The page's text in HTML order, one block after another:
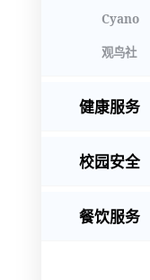
Cyano
观鸟社
健康服务
校园安全
餐饮服务